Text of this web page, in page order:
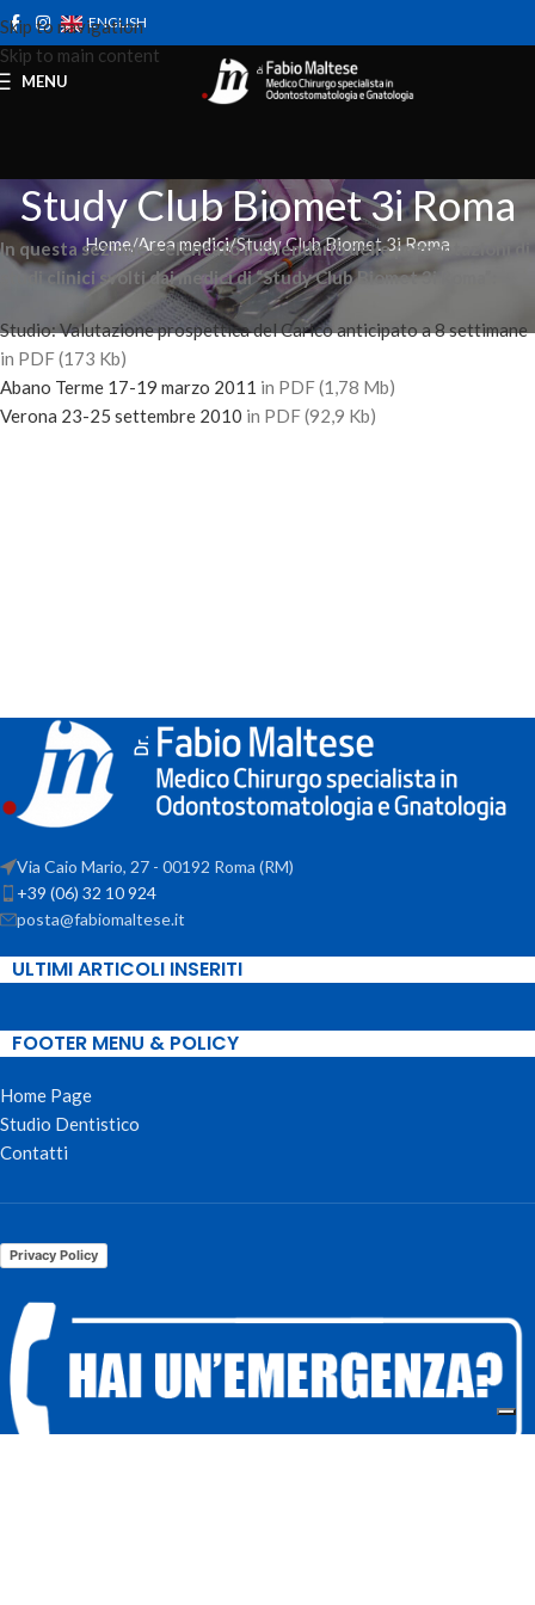
Skip to navigation
Skip to main content
ENGLISH
MENU
Study Club Biomet 3i Roma
Home Area medici Study Club Biomet 3i Roma
In questa sezione è elencato il calendario delle presentazioni di
studi clinici svolti dai medici di “Study Club Biomet 3i Roma”:
Studio: Valutazione prospettica del Carico anticipato a 8 settimane
in PDF (173 Kb)
Abano Terme 17-19 marzo 2011 in PDF (1,78 Mb)
Verona 23-25 settembre 2010 in PDF (92,9 Kb)
Via Caio Mario, 27 - 00192 Roma (RM)
+39 (06) 32 10 924
posta@fabiomaltese.it
ULTIMI ARTICOLI INSERITI
FOOTER MENU & POLICY
Home Page
Studio Dentistico
Contatti
Privacy Policy